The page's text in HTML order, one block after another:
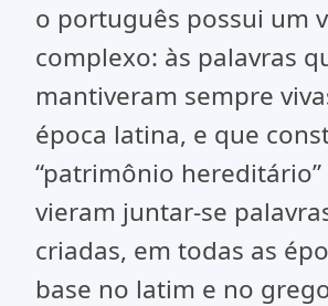
o português possui um
complexo: às palavras
mantiveram sempre
época latina, e que
“patrimônio
vieram juntar-se
criadas, em todas as
base no latim e no